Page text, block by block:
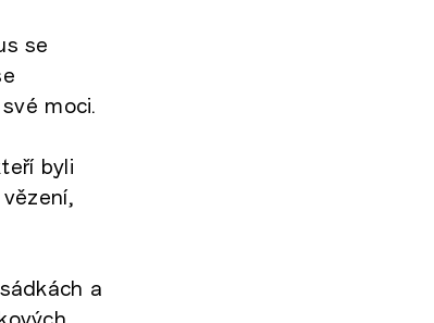
se
moci.
byli
a